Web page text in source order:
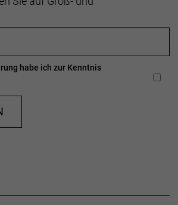
habe ich zur Kenntnis